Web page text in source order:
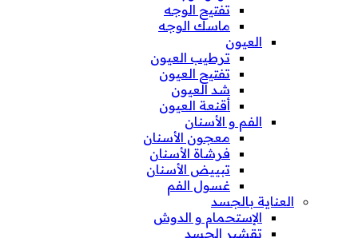
تفتيح الوجه
ماسك الوجه
العيون
ترطيب العيون
تفتيح العيون
شد العيون
أقنعة العيون
الفم و الأسنان
معجون الأسنان
فرشاة الأسنان
تبييض الأسنان
غسول الفم
العناية بالجسد
الإستحمام و الدوش
تقشير الجسد